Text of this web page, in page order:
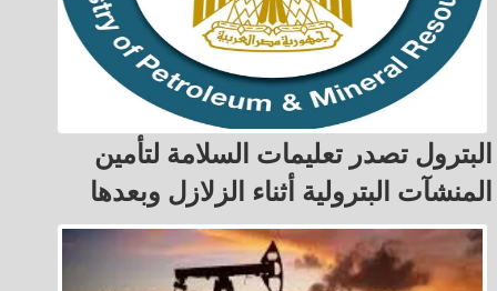
البترول تصدر تعليمات السلامة لتأمين
المنشآت البترولية أثناء الزلازل وبعدها